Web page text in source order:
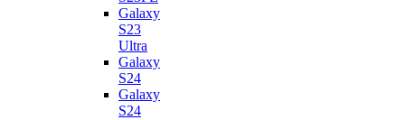
Galaxy
S23
Ultra
Galaxy
S24
Galaxy
S24